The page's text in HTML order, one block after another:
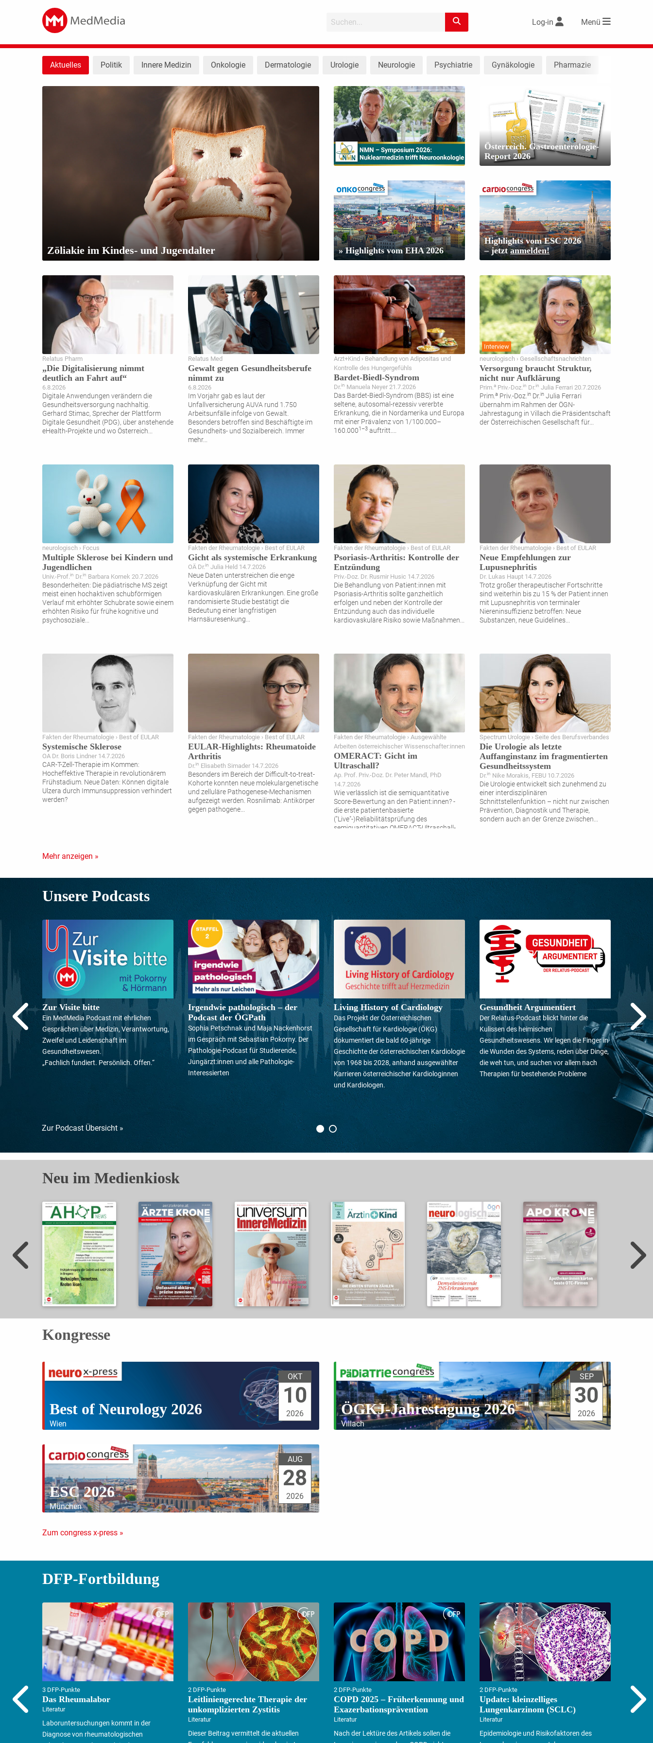
Log-in Menü
Aktuelles Politik Innere Medizin Onkologie Dermatologie Urologie Neurologie Psychiatrie Gynäkologie Pharmazie
Zöliakie im Kindes- und Jugendalter » Highlights vom EHA 2026
Österreich. Gastroenterologie-
Report 2026
Highlights vom ESC 2026
– jetztanmelden!
Relatus Pharm
„Die Digitalisierung nimmt
deutlich an Fahrt auf“
6.8.2026
Digitale Anwendungen verändern die
Gesundheitsversorgung nachhaltig.
Gerhard Stimac, Sprecher der Plattform
Digitale Gesundheit (PDG), über anstehende
eHealth-Projekte und wo Österreich...
Relatus Med
Gewalt gegen Gesundheitsberufe
nimmt zu
6.8.2026
Im Vorjahr gab es laut der
Unfallversicherung AUVA rund 1.750
Arbeitsunfälle infolge von Gewalt.
Besonders betroffen sind Beschäftigte im
Gesundheits- und Sozialbereich. Immer
mehr...
Arzt+Kind › Behandlung von Adipositas und
Kontrolle des Hungergefühls
Bardet-Biedl-Syndrom
Dr.in Manuela Neyer 21.7.2026
Das Bardet-Biedl-Syndrom (BBS) ist eine
seltene, autosomal-rezessiv vererbte
Erkrankung, die in Nordamerika und Europa
mit einer Prävalenz von 1/100.000–
160.0001–3 auftritt....
Interview
neurologisch › Gesellschaftsnachrichten
Versorgung braucht Struktur,
nicht nur Aufklärung
Prim.a Priv.-Doz.in Dr.in Julia Ferrari 20.7.2026
Prim.a Priv.-Doz.in Dr.in Julia Ferrari
übernahm im Rahmen der ÖGN-
Jahrestagung in Villach die Präsidentschaft
der Österreichischen Gesellschaft für...
neurologisch › Focus
Multiple Sklerose bei Kindern und
Jugendlichen
Univ.-Prof.in Dr.in Barbara Kornek 20.7.2026
Besonderheiten: Die pädiatrische MS zeigt
meist einen hochaktiven schubförmigen
Verlauf mit erhöhter Schubrate sowie einem
erhöhten Risiko für frühe kognitive und
psychosoziale...
Fakten der Rheumatologie › Best of EULAR
Gicht als systemische Erkrankung
OÄ Dr.in Julia Held 14.7.2026
Neue Daten unterstreichen die enge
Verknüpfung der Gicht mit
kardiovaskulären Erkrankungen. Eine große
randomisierte Studie bestätigt die
Bedeutung einer langfristigen
Harnsäuresenkung...
Fakten der Rheumatologie › Best of EULAR
Psoriasis-Arthritis: Kontrolle der
Entzündung
Priv.-Doz. Dr. Rusmir Husic 14.7.2026
Die Behandlung von Patient:innen mit
Psoriasis-Arthritis sollte ganzheitlich
erfolgen und neben der Kontrolle der
Entzündung auch das individuelle
kardiovaskuläre Risiko sowie Maßnahmen...
Fakten der Rheumatologie › Best of EULAR
Neue Empfehlungen zur
Lupusnephritis
Dr. Lukas Haupt 14.7.2026
Trotz großer therapeutischer Fortschritte
sind weiterhin bis zu 15 % der Patient:innen
mit Lupusnephritis von terminaler
Niereninsuffizienz betroffen: Neue
Substanzen, neue Guidelines...
Fakten der Rheumatologie › Best of EULAR
Systemische Sklerose
OA Dr. Boris Lindner 14.7.2026
CAR-T-Zell-Therapie im Kommen:
Hocheffektive Therapie in revolutionärem
Frühstadium. Neue Daten: Können digitale
Ulzera durch Immunsuppression verhindert
werden?
Fakten der Rheumatologie › Best of EULAR
EULAR-Highlights: Rheumatoide
Arthritis
Dr.in Elisabeth Simader 14.7.2026
Besonders im Bereich der Difficult-to-treat-
Kohorte konnten neue molekulargenetische
und zelluläre Pathogenese-Mechanismen
aufgezeigt werden. Rosnilimab: Antikörper
gegen pathogene...
Fakten der Rheumatologie › Ausgewählte
Arbeiten österreichischer Wissenschafter:innen
OMERACT: Gicht im
Ultraschall?
Ap. Prof. Priv.-Doz. Dr. Peter Mandl, PhD
14.7.2026
Wie verlässlich ist die semiquantitative
Score-Bewertung an den Patient:innen? -
die erste patientenbasierte
("Live"-)Reliabilitätsprüfung des
semiquantitativen OMERACT-Ultraschall-
Spectrum Urologie › Seite des Berufsverbandes
Die Urologie als letzte
Auffanginstanz im fragmentierten
Gesundheitssystem
Dr.in Nike Morakis, FEBU 10.7.2026
Die Urologie entwickelt sich zunehmend zu
einer interdisziplinären
Schnittstellenfunktion – nicht nur zwischen
Prävention, Diagnostik und Therapie,
sondern auch an der Grenze zwischen...
Mehr anzeigen »
Unsere Podcasts
Zur Visite bitte
Ein MedMedia Podcast mit ehrlichen
Gesprächen über Medizin, Verantwortung,
Zweifel und Leidenschaft im
Gesundheitswesen.
„Fachlich fundiert. Persönlich. Offen.“
Irgendwie pathologisch – der
Podcast der ÖGPath
Sophia Petschnak und Maja Nackenhorst
im Gespräch mit Sebastian Pokorny. Der
Pathologie-Podcast für Studierende,
Jungärzt:innen und alle Pathologie-
Interessierten
Living History of Cardiology
Das Projekt der Österreichischen
Gesellschaft für Kardiologie (ÖKG)
dokumentiert die bald 60-jährige
Geschichte der österreichischen Kardiologie
von 1968 bis 2028, anhand ausgewählter
Karrieren österreichischer Kardiologinnen
und Kardiologen.
Gesundheit Argumentiert
Der Relatus-Podcast blickt hinter die
Kulissen des heimischen
Gesundheitswesens. Wir legen die Finger in
die Wunden des Systems, reden über Dinge,
die weh tun, und suchen vor allem nach
Therapien für bestehende Probleme
Zur Podcast Übersicht »
Neu im Medienkiosk
Kongresse
Best of Neurology 2026
Wien
OKT
10
2026 ÖGKJ-Jahrestagung 2026
Villach
SEP
30
2026
ESC 2026
München
AUG
28
2026
Zum congress x-press »
DFP-Fortbildung
3 DFP-Punkte
Das Rheumalabor
Literatur
Laboruntersuchungen kommt in der
Diagnose von rheumatologischen
2 DFP-Punkte
Leitliniengerechte Therapie der
unkomplizierten Zystitis
Literatur
Dieser Beitrag vermittelt die aktuellen
2 DFP-Punkte
COPD 2025 – Früherkennung und
Exazerbationsprävention
Literatur
Nach der Lektüre des Artikels sollen die
2 DFP-Punkte
Update: kleinzelliges
Lungenkarzinom (SCLC)
Literatur
Epidemiologie und Risikofaktoren des